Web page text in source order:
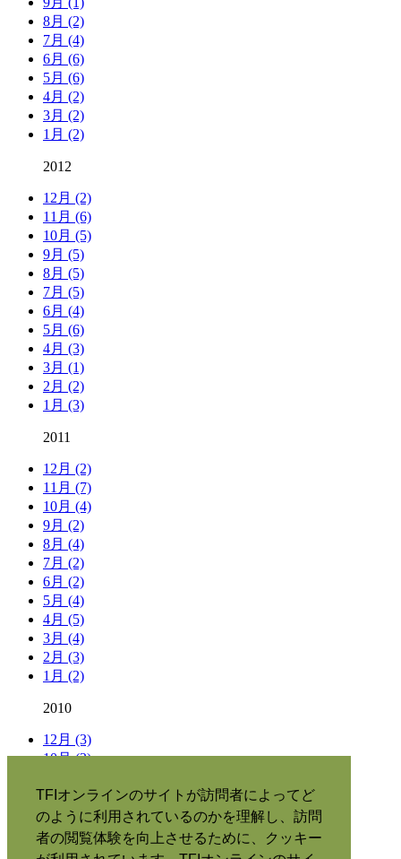
TFIオンラインのサイトが訪問者によってど
のように利用されているのかを理解し、訪問
者の閲覧体験を向上させるために、クッキー
8月 (2)
7月 (4)
6月 (6)
5月 (6)
4月 (2)
3月 (2)
1月 (2)
2012
12月 (2)
11月 (6)
10月 (5)
9月 (5)
8月 (5)
7月 (5)
6月 (4)
5月 (6)
4月 (3)
3月 (1)
2月 (2)
1月 (3)
2011
12月 (2)
11月 (7)
10月 (4)
9月 (2)
8月 (4)
7月 (2)
6月 (2)
5月 (4)
4月 (5)
3月 (4)
2月 (3)
1月 (2)
2010
12月 (3)
10月 (3)
タグ別の記事
当サイトについて|